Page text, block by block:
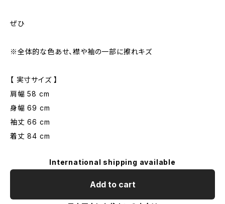
ぜひ
※全体的な色あせ、襟や袖の一部に擦れキズ
【 実寸サイズ 】
肩幅 58 cm
身幅 69 cm
袖丈 66 cm
着丈 84 cm
International shipping available
Add to cart